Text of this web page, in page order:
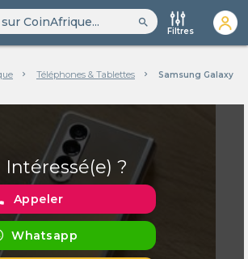
search
Filtres
Téléphones & Tablettes Samsung Galaxy Z
Intéressé(e) ?
Appeler
Whatsapp